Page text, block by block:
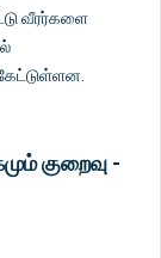
வீரர்களை
குறைவு -